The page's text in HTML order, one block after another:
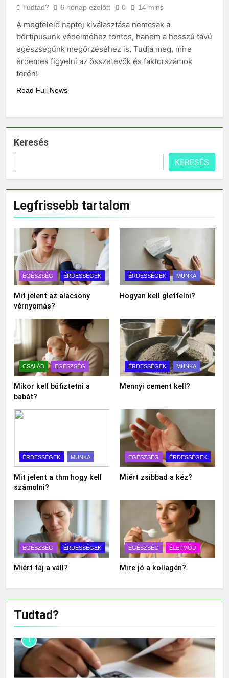
3 Nap Ezelőtt
Tudtad? 6 hónap ezelőtt 0 14 mins
A megfelelő naptej kiválasztása nemcsak a
bőrtípusunk védelméhez fontos, hanem a hosszú távú
egészségünk megőrzéséhez is. Tudja meg, mire
érdemes figyelni az összetevők és faktorszámok
terén!
Read Full News
Keresés
KERESÉS
Legfrissebb tartalom
EGÉSZSÉG ÉRDESSÉGEK
Mit jelent az alacsony
vérnyomás?
ÉRDESSÉGEK MUNKA
Hogyan kell glettelni?
CSALÁD EGÉSZSÉG
Mikor kell büfiztetni a
babát?
ÉRDESSÉGEK MUNKA
Mennyi cement kell?
ÉRDESSÉGEK MUNKA
Mit jelent a thm hogy kell
számolni?
EGÉSZSÉG ÉRDESSÉGEK
Miért zsibbad a kéz?
EGÉSZSÉG ÉRDESSÉGEK
Miért fáj a váll?
EGÉSZSÉG ÉLETMÓD
Mire jó a kollagén?
Tudtad?
1